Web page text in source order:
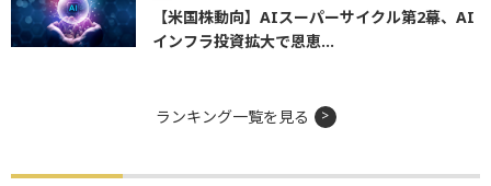
【米国株動向】AIスーパーサイクル第2幕、AI
インフラ投資拡大で恩恵...
ランキング一覧を見る